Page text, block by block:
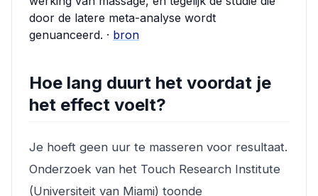
door de latere meta-analyse wordt
genuanceerd. · bron
Hoe lang duurt het voordat je
het effect voelt?
Je hoeft geen uur te masseren voor resultaat.
Onderzoek van het Touch Research Institute
(Universiteit van Miami) toonde